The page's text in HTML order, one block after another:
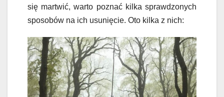
się martwić, warto poznać kilka sprawdzonych
sposobów na ich usunięcie. Oto kilka z nich: